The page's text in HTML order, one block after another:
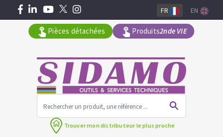
MACHINES POUR LE BATIMENT
Pièces détachées Produits2nde VIE
FR EN
Trouver mondistributeur le plus proche